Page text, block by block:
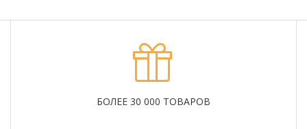
БОЛЕЕ 30 000 ТОВАРОВ